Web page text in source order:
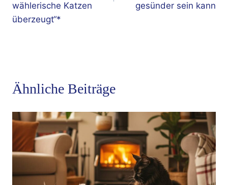
wählerische Katzen
überzeugt“*
gesünder sein kann
Ähnliche Beiträge